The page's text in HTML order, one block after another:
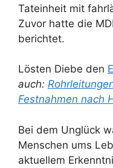
Tateinheit mit
Zuvor hatte die
berichtet.
Lösten Diebe den
auch:
Festnahmen nach
Bei dem Unglück
Menschen ums
aktuellem